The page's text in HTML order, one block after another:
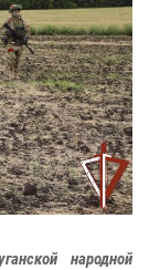
народной